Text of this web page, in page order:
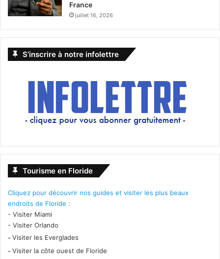
France
juillet 16, 2026
S’inscrire à notre infolettre
Tourisme en Floride
Cliquez pour découvrir nos guides et visiter les plus beaux
endroits de Floride :
- Visiter Miami
- Visiter Orlando
- Visiter les Everglades
- Visiter la côte ouest de Floride